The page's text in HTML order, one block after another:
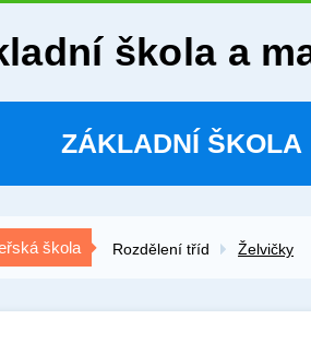
škola a
ZÁKLADNÍ ŠKOLA
škola Rozdělení tříd Želvičky